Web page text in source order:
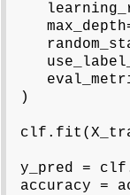
)
y_pred =
accuracy =